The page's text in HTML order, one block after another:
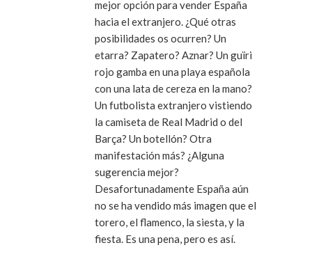
mejor opción para vender España
hacia el extranjero. ¿Qué otras
posibilidades os ocurren? Un
etarra? Zapatero? Aznar? Un guïri
rojo gamba en una playa española
con una lata de cereza en la mano?
Un futbolista extranjero vistiendo
la camiseta de Real Madrid o del
Barça? Un botellón? Otra
manifestación más? ¿Alguna
sugerencia mejor?
Desafortunadamente España aún
no se ha vendido más imagen que el
torero, el flamenco, la siesta, y la
fiesta. Es una pena, pero es así.